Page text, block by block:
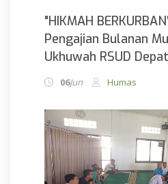
"HIKMAH
Pengajian Bulanan
Ukhuwah RSUD
06Jun Humas